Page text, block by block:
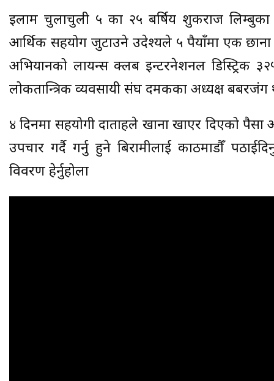
इलाम चुलाचुली ५ का २५ बर्षिय शुकराज लिम्बुका
आर्थिक सहयोग जुटाउने उदेश्यले ५ रुपैयाँमा एक
अभियानको लायन्स क्लब इन्टरनेशनल डिस्ट्रिक
लोकतान्त्रिक व्यवसायी संघ दमकका अध्यक्ष
४ दिनमा सहयोगी दाताहरुले खाना खाएर दिएको
उपचार गर्दै गर्नु हुने बिरामीलाई काठमाडौँ
विवरण हेर्नुहोला